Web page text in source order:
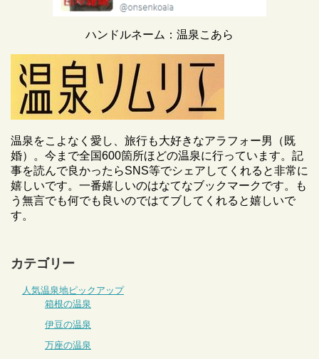
ハンドルネーム：温泉こあら
温泉をこよなく愛し、旅行も大好きなアラフォー男（既
婚）。今まで全国600箇所ほどの温泉に行っています。記
事を読んで良かったらSNS等でシェアしてくれると非常に
嬉しいです。一番嬉しいのはなてなブックマークです。も
う無言でも何でも良いのではてブしてくれると嬉しいで
す。
カテゴリー
人気温泉地ピックアップ
箱根の温泉
伊豆の温泉
万座の温泉